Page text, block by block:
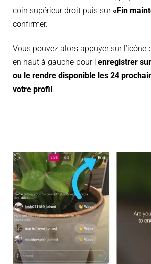
coin supérieur droit puis sur«Fin
confirmer.
Vous pouvez alors appuyer sur l’icône
en haut à gauche pour l’enregistrer
ou le rendre disponible les 24
votre profil.